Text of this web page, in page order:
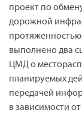
проект по
дорожной
выполнено два
ЦМД о
планируемых
передачей
в зависимости